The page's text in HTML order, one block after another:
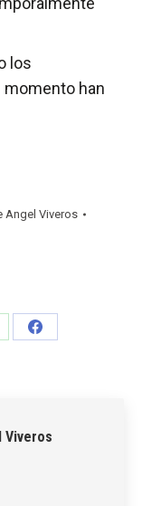
los
han
Angel Viveros
Share
Viveros